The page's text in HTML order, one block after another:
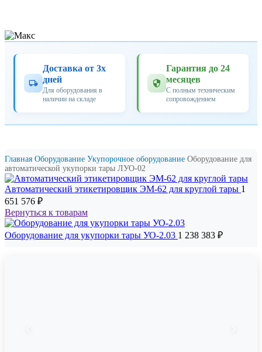
Доставка от 3х
дней
Для оборудования в
наличии на складе
Гарантия до 24
месяцев
С полным техническим
сопровождением
Главная Оборудование Укупорочное оборудование Оборудование для
автоматической укупорки тары ЛУО-02
Автоматический этикетировщик ЭМ-62 для круглой тары 1
651 576 ₽
Вернуться к товарам
Оборудование для укупорки тары УО-2.03 1 238 383 ₽